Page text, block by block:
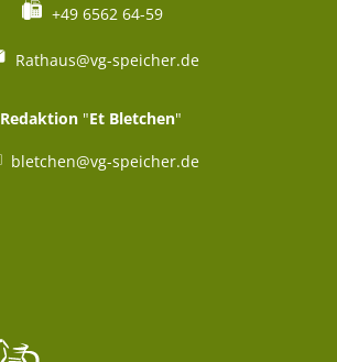
+49 6562 64-59
Rathaus@vg-speicher.de
Redaktion "Et Bletchen"
bletchen@vg-speicher.de